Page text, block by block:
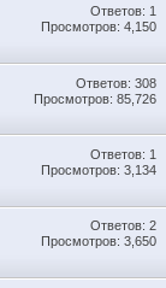
Ответов: 1
Просмотров: 4,150
Ответов: 308
Просмотров: 85,726
Ответов: 1
Просмотров: 3,134
Ответов: 2
Просмотров: 3,650